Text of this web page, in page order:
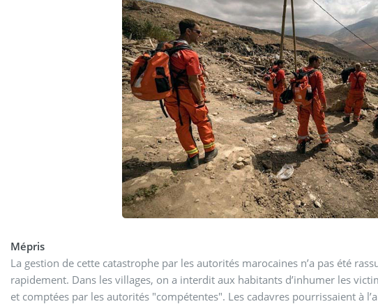
Mépris
La gestion de cette catastrophe par les autorités marocaines n’a pas été
rapidement. Dans les villages, on a interdit aux habitants d’inhumer les
et comptées par les autorités "compétentes". Les cadavres pourrissaient à